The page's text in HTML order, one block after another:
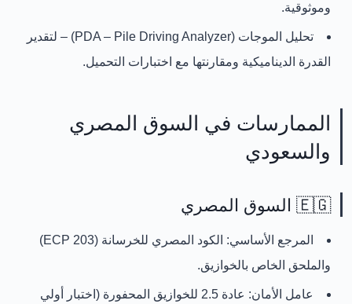
وموثوقية.
تحليل الموجات (PDA – Pile Driving Analyzer)
– لتقدير
القدرة الديناميكية ومقارنتها مع اختبارات التحميل.
الممارسات في السوق المصري
والسعودي
🇪🇬 السوق المصري
المرجع الأساسي:
الكود المصري للخرسانة (ECP 203)
والملحق الخاص بالخوازيق.
عامل الأمان: عادة 2.5 للخوازيق المحفورة (اختبار أولي